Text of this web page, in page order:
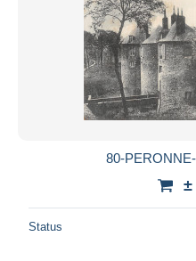
80-
±
Status